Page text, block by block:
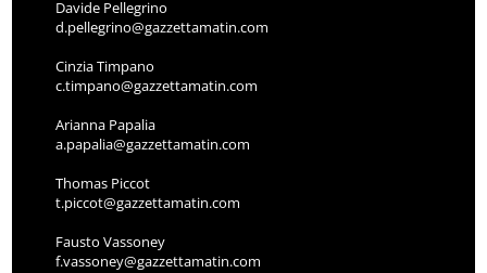
Davide Pellegrino
d.pellegrino@gazzettamatin.com
Cinzia Timpano
c.timpano@gazzettamatin.com
Arianna Papalia
a.papalia@gazzettamatin.com
Thomas Piccot
t.piccot@gazzettamatin.com
Fausto Vassoney
f.vassoney@gazzettamatin.com